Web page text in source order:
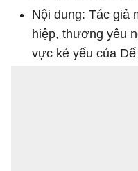
Nội dung: Tác giả
hiệp, thương yêu
vực kẻ yếu của Dế